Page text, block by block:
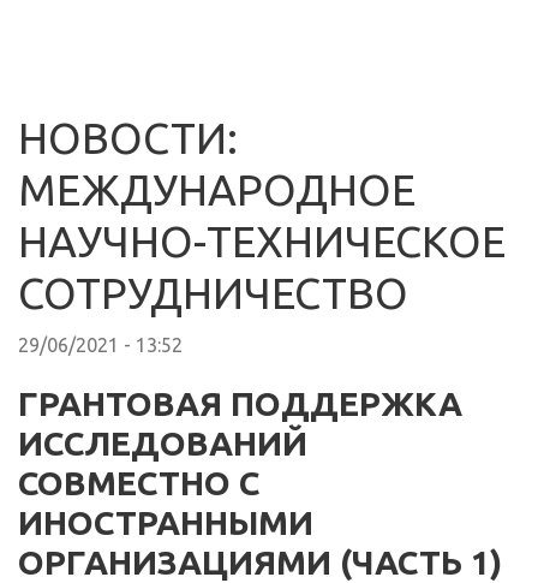
НОВОСТИ:
МЕЖДУНАРОДНОЕ
НАУЧНО-ТЕХНИЧЕСКОЕ
СОТРУДНИЧЕСТВО
29/06/2021 - 13:52
ГРАНТОВАЯ ПОДДЕРЖКА
ИССЛЕДОВАНИЙ
СОВМЕСТНО С
ИНОСТРАННЫМИ
ОРГАНИЗАЦИЯМИ (ЧАСТЬ 1)